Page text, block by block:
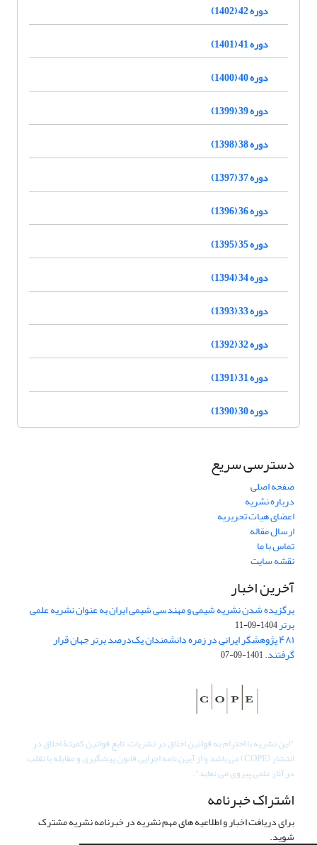
دوره 42 (1402)
دوره 41 (1401)
دوره 40 (1400)
دوره 39 (1399)
دوره 38 (1398)
دوره 37 (1397)
دوره 36 (1396)
دوره 35 (1395)
دوره 34 (1394)
دوره 33 (1393)
دوره 32 (1392)
دوره 31 (1391)
دوره 30 (1390)
دسترسی سریع
صفحه اصلی
درباره نشریه
اعضای هیات تحریریه
ارسال مقاله
تماس با ما
نقشه سایت
آخرین اخبار
برگزیده شدن نشریه شیمی و مهندسی شیمی ایران به عنوان نشریه علمی
برتر1404-09-11
۴۸۱ پژوهشگر ایرانی در زمره دانشمندان یک‌درصد برتر جهان قرار
گرفتند.1401-09-07
"این نشریه با احترام به قوانین اخلاق در نشریات، تابع قوانین کمیتۀ اخلاق در
انتشار (COPE) می باشد و از آیین نامه اجرایی قانون پیشگیری و مقابله با تقلب
در آثار علمی پیروی می نماید".
اشتراک خبرنامه
برای دریافت اخبار و اطلاعیه های مهم نشریه در خبرنامه نشریه مشترک
شوید.